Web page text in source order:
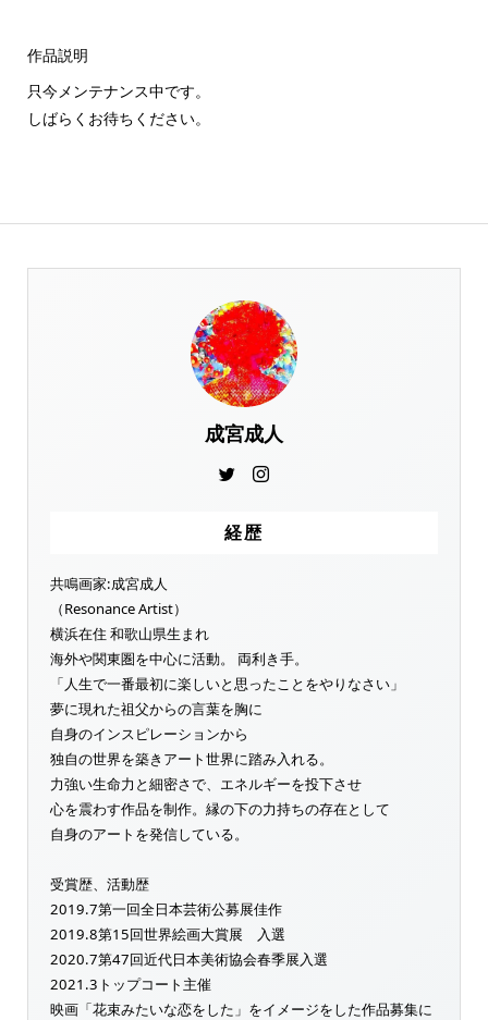
作品説明
只今メンテナンス中です。
しばらくお待ちください。
成宮成人
経歴
共鳴画家:成宮成人
（Resonance Artist）
横浜在住 和歌山県生まれ
海外や関東圏を中心に活動。 両利き手。
「人生で一番最初に楽しいと思ったことをやりなさい」
夢に現れた祖父からの言葉を胸に
自身のインスピレーションから
独自の世界を築きアート世界に踏み入れる。
力強い生命力と細密さで、エネルギーを投下させ
心を震わす作品を制作。縁の下の力持ちの存在として
自身のアートを発信している。
受賞歴、活動歴
2019.7第一回全日本芸術公募展佳作
2019.8第15回世界絵画大賞展 入選
2020.7第47回近代日本美術協会春季展入選
2021.3トップコート主催
映画「花束みたいな恋をした」をイメージをした作品募集に